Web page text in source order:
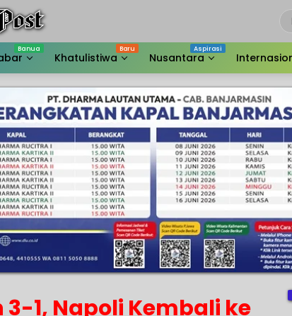
Khatulistiwa Nusantara
1, Napoli Kembali ke